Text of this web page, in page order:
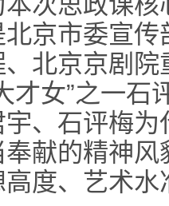
北京市委宣
北京京剧
才女”之一
、石评梅
献的精神
度、艺术